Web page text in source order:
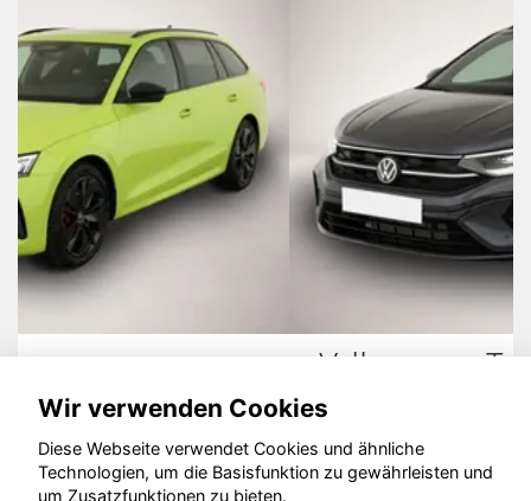
Wir verwenden Cookies
Diese Webseite verwendet Cookies und ähnliche
Technologien, um die Basisfunktion zu gewährleisten und
um Zusatzfunktionen zu bieten.